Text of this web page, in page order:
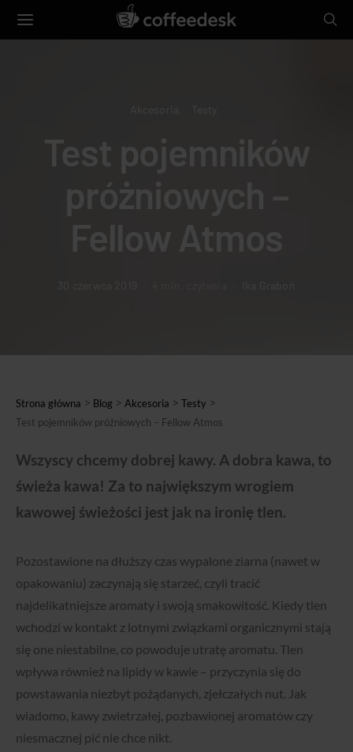
Test pojemników
Strona główna > Blog > Akcesoria > Testy >
Test pojemników próżniowych – Fellow Atmos
Wszyscy chcemy dobrej kawy. A dobra kawa, to
świeża kawa! Za to największym wrogiem
kawowej świeżości jest jak na ironię tlen.
Pozostawione na dłuższy czas wypalone ziarna (nawet w
opakowaniu) zaczynają się starzeć, czyli tracić
najdelikatniejsze aromaty i swoją smakowitość. Kiedy tlen
wchodzi w kontakt z lotnymi związkami organicznymi stają
się one niestabilne, co powoduje utratę aromatu. Tlen
wpływa również na lipidy w kawie – przyczynia się do
powstawania niezbyt pożądanych, zjełczałych nut. Jak
wiadomo, kawy zwietrzałej, pozbawionej aromatów czy
niesmacznej pić nie chce nikt.